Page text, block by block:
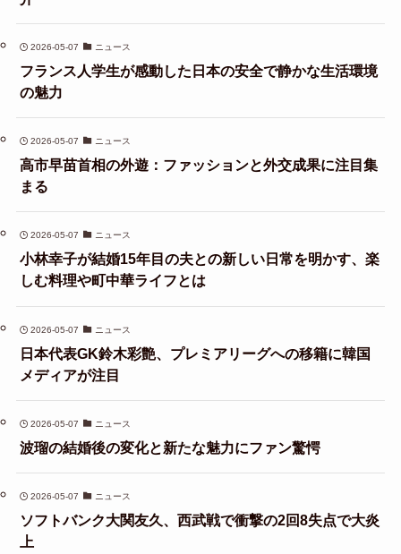
2026-05-07 ニュース
フランス人学生が感動した日本の安全で静かな生活環境
の魅力
2026-05-07 ニュース
高市早苗首相の外遊：ファッションと外交成果に注目集
まる
2026-05-07 ニュース
小林幸子が結婚15年目の夫との新しい日常を明かす、楽
しむ料理や町中華ライフとは
2026-05-07 ニュース
日本代表GK鈴木彩艶、プレミアリーグへの移籍に韓国
メディアが注目
2026-05-07 ニュース
波瑠の結婚後の変化と新たな魅力にファン驚愕
2026-05-07 ニュース
ソフトバンク大関友久、西武戦で衝撃の2回8失点で大炎
上